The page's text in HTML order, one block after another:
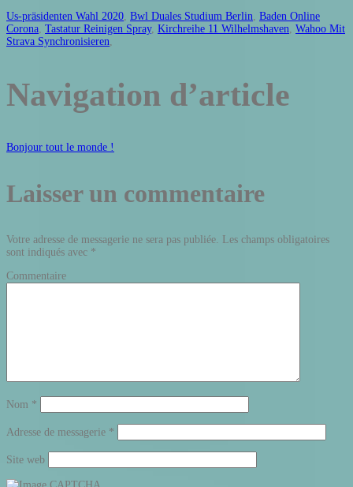
Us-präsidenten Wahl 2020, Bwl Duales Studium Berlin, Baden Online
Corona, Tastatur Reinigen Spray, Kirchreihe 11 Wilhelmshaven, Wahoo Mit
Strava Synchronisieren,
Navigation d’article
Bonjour tout le monde !
Laisser un commentaire
Votre adresse de messagerie ne sera pas publiée. Les champs obligatoires
sont indiqués avec *
Commentaire
Nom *
Adresse de messagerie *
Site web